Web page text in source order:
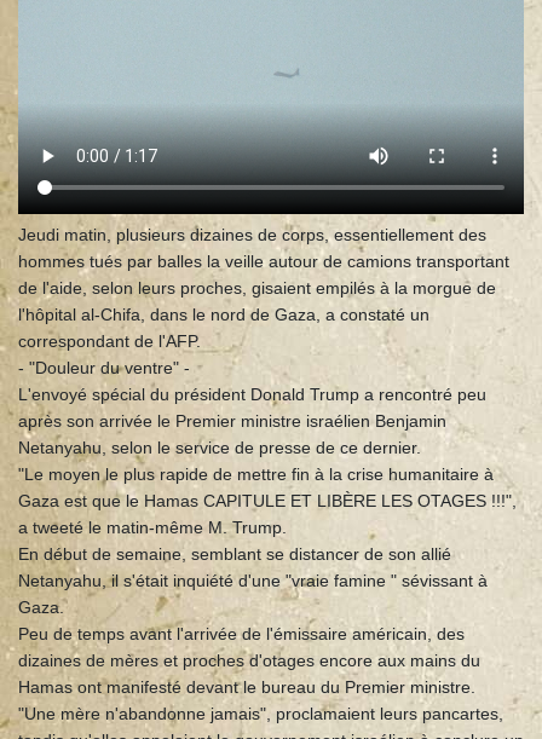
Jeudi matin, plusieurs dizaines de corps, essentiellement des
hommes tués par balles la veille autour de camions transportant
de l'aide, selon leurs proches, gisaient empilés à la morgue de
l'hôpital al-Chifa, dans le nord de Gaza, a constaté un
correspondant de l'AFP.
- "Douleur du ventre" -
L'envoyé spécial du président Donald Trump a rencontré peu
après son arrivée le Premier ministre israélien Benjamin
Netanyahu, selon le service de presse de ce dernier.
"Le moyen le plus rapide de mettre fin à la crise humanitaire à
Gaza est que le Hamas CAPITULE ET LIBÈRE LES OTAGES !!!",
a tweeté le matin-même M. Trump.
En début de semaine, semblant se distancer de son allié
Netanyahu, il s'était inquiété d'une "vraie famine " sévissant à
Gaza.
Peu de temps avant l'arrivée de l'émissaire américain, des
dizaines de mères et proches d'otages encore aux mains du
Hamas ont manifesté devant le bureau du Premier ministre.
"Une mère n'abandonne jamais", proclamaient leurs pancartes,